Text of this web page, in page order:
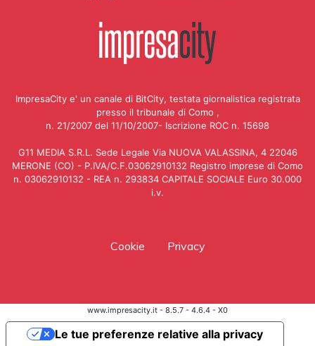
ImpresaCity e' un canale di BitCity, testata giornalistica registrata
presso il tribunale di Como ,
n. 21/2007 del 11/10/2007- Iscrizione ROC n. 15698
G11 MEDIA S.R.L. Sede Legale Via NUOVA VALASSINA, 4 22046
MERONE (CO) - P.IVA/C.F.03062910132 Registro imprese di Como
n. 03062910132 - REA n. 293834 CAPITALE SOCIALE Euro 30.000
i.v.
Cookie Privacy
www.impresacity.it - 8.5.7 - 4.6.4 - X0
Le tue preferenze relative alla privacy